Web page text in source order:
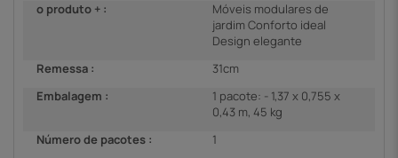
o produto + :
Móveis modulares de
jardim Conforto ideal
Design elegante
Remessa :
31cm
Embalagem :
1 pacote: - 1,37 x 0,755 x
0,43 m, 45 kg
Número de pacotes :
1